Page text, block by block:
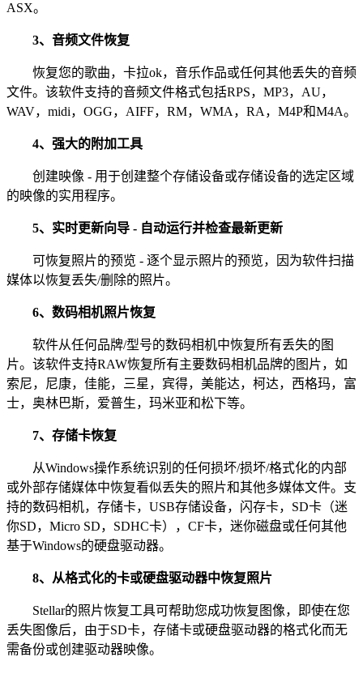
ASX。
3、音频文件恢复
恢复您的歌曲，卡拉ok，音乐作品或任何其他丢失的音频
文件。该软件支持的音频文件格式包括RPS，MP3，AU，
WAV，midi，OGG，AIFF，RM，WMA，RA，M4P和M4A。
4、强大的附加工具
创建映像 - 用于创建整个存储设备或存储设备的选定区域
的映像的实用程序。
5、实时更新向导 - 自动运行并检查最新更新
可恢复照片的预览 - 逐个显示照片的预览，因为软件扫描
媒体以恢复丢失/删除的照片。
6、数码相机照片恢复
软件从任何品牌/型号的数码相机中恢复所有丢失的图
片。该软件支持RAW恢复所有主要数码相机品牌的图片，如
索尼，尼康，佳能，三星，宾得，美能达，柯达，西格玛，富
士，奥林巴斯，爱普生，玛米亚和松下等。
7、存储卡恢复
从Windows操作系统识别的任何损坏/损坏/格式化的内部
或外部存储媒体中恢复看似丢失的照片和其他多媒体文件。支
持的数码相机，存储卡，USB存储设备，闪存卡，SD卡（迷
你SD，Micro SD，SDHC卡），CF卡，迷你磁盘或任何其他
基于Windows的硬盘驱动器。
8、从格式化的卡或硬盘驱动器中恢复照片
Stellar的照片恢复工具可帮助您成功恢复图像，即使在您
丢失图像后，由于SD卡，存储卡或硬盘驱动器的格式化而无
需备份或创建驱动器映像。